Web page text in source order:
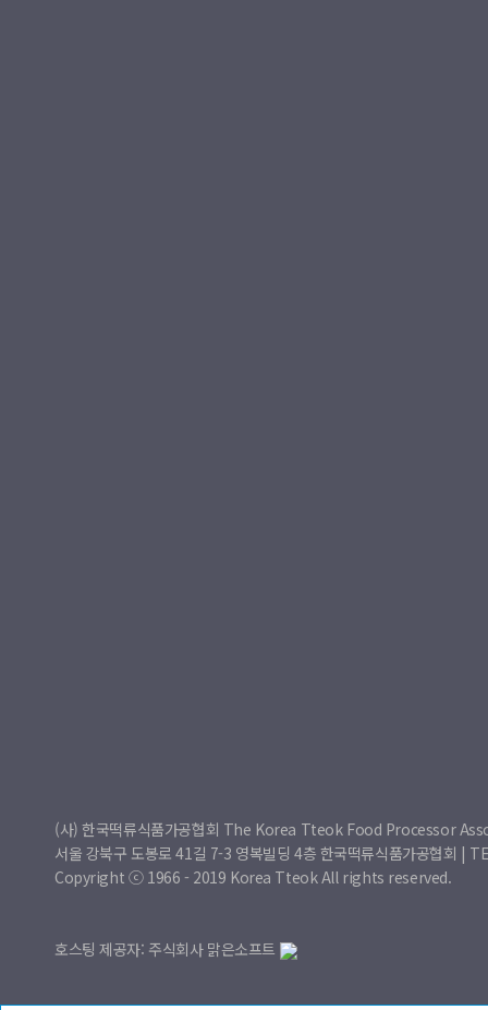
(사) 한국떡류식품가공협회 The Korea Tteok Food Processor
서울 강북구 도봉로 41길 7-3 영복빌딩 4층 한국떡류식품가공협회 |
Copyright ⓒ 1966 - 2019 Korea Tteok All rights reserved.
호스팅 제공자: 주식회사 맑은소프트